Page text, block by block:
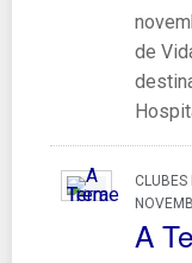
de
A